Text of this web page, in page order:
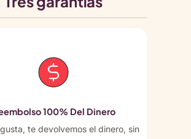
100% Del Dinero
te devolvemos el dinero, sin